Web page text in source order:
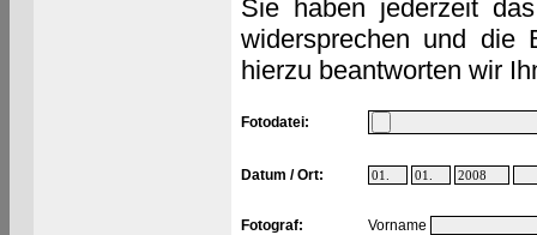
Sie haben jederzeit
widersprechen und die
hierzu beantworten wir
Fotodatei:
Datum / Ort:
Fotograf:
Vorname